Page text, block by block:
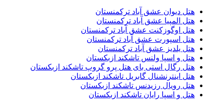
هتل دیوان عشق آباد ترکمنستان
هتل المپیا عشق آباد ترکمنستان
هتل اوگوزکنت عشق آباد ترکمنستان
هتل اسپورت عشق آباد ترکمنستان
هتل یلدیز عشق آباد ترکمنستان
هتل و اسپا ولنس تاشکند ازبکستان
هتل رگال استی بای هتل پرو گروپ تاشکند ازبکستان
هتل اینترنشنال گابریل تاشکند ازبکستان
هتل رویال رزیدنس تاشکند ازبکستان
هتل و اسپا رایان تاشکند ازبکستان